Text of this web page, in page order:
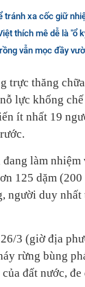
tránh xa cốc giữ
thích mê dễ là "ổ
vẫn mọc đầy
trực thăng
lực khống
ít nhất 19
làm nhiệm
125 dặm
người duy
3 (giờ địa
rừng bùng
đất nước,